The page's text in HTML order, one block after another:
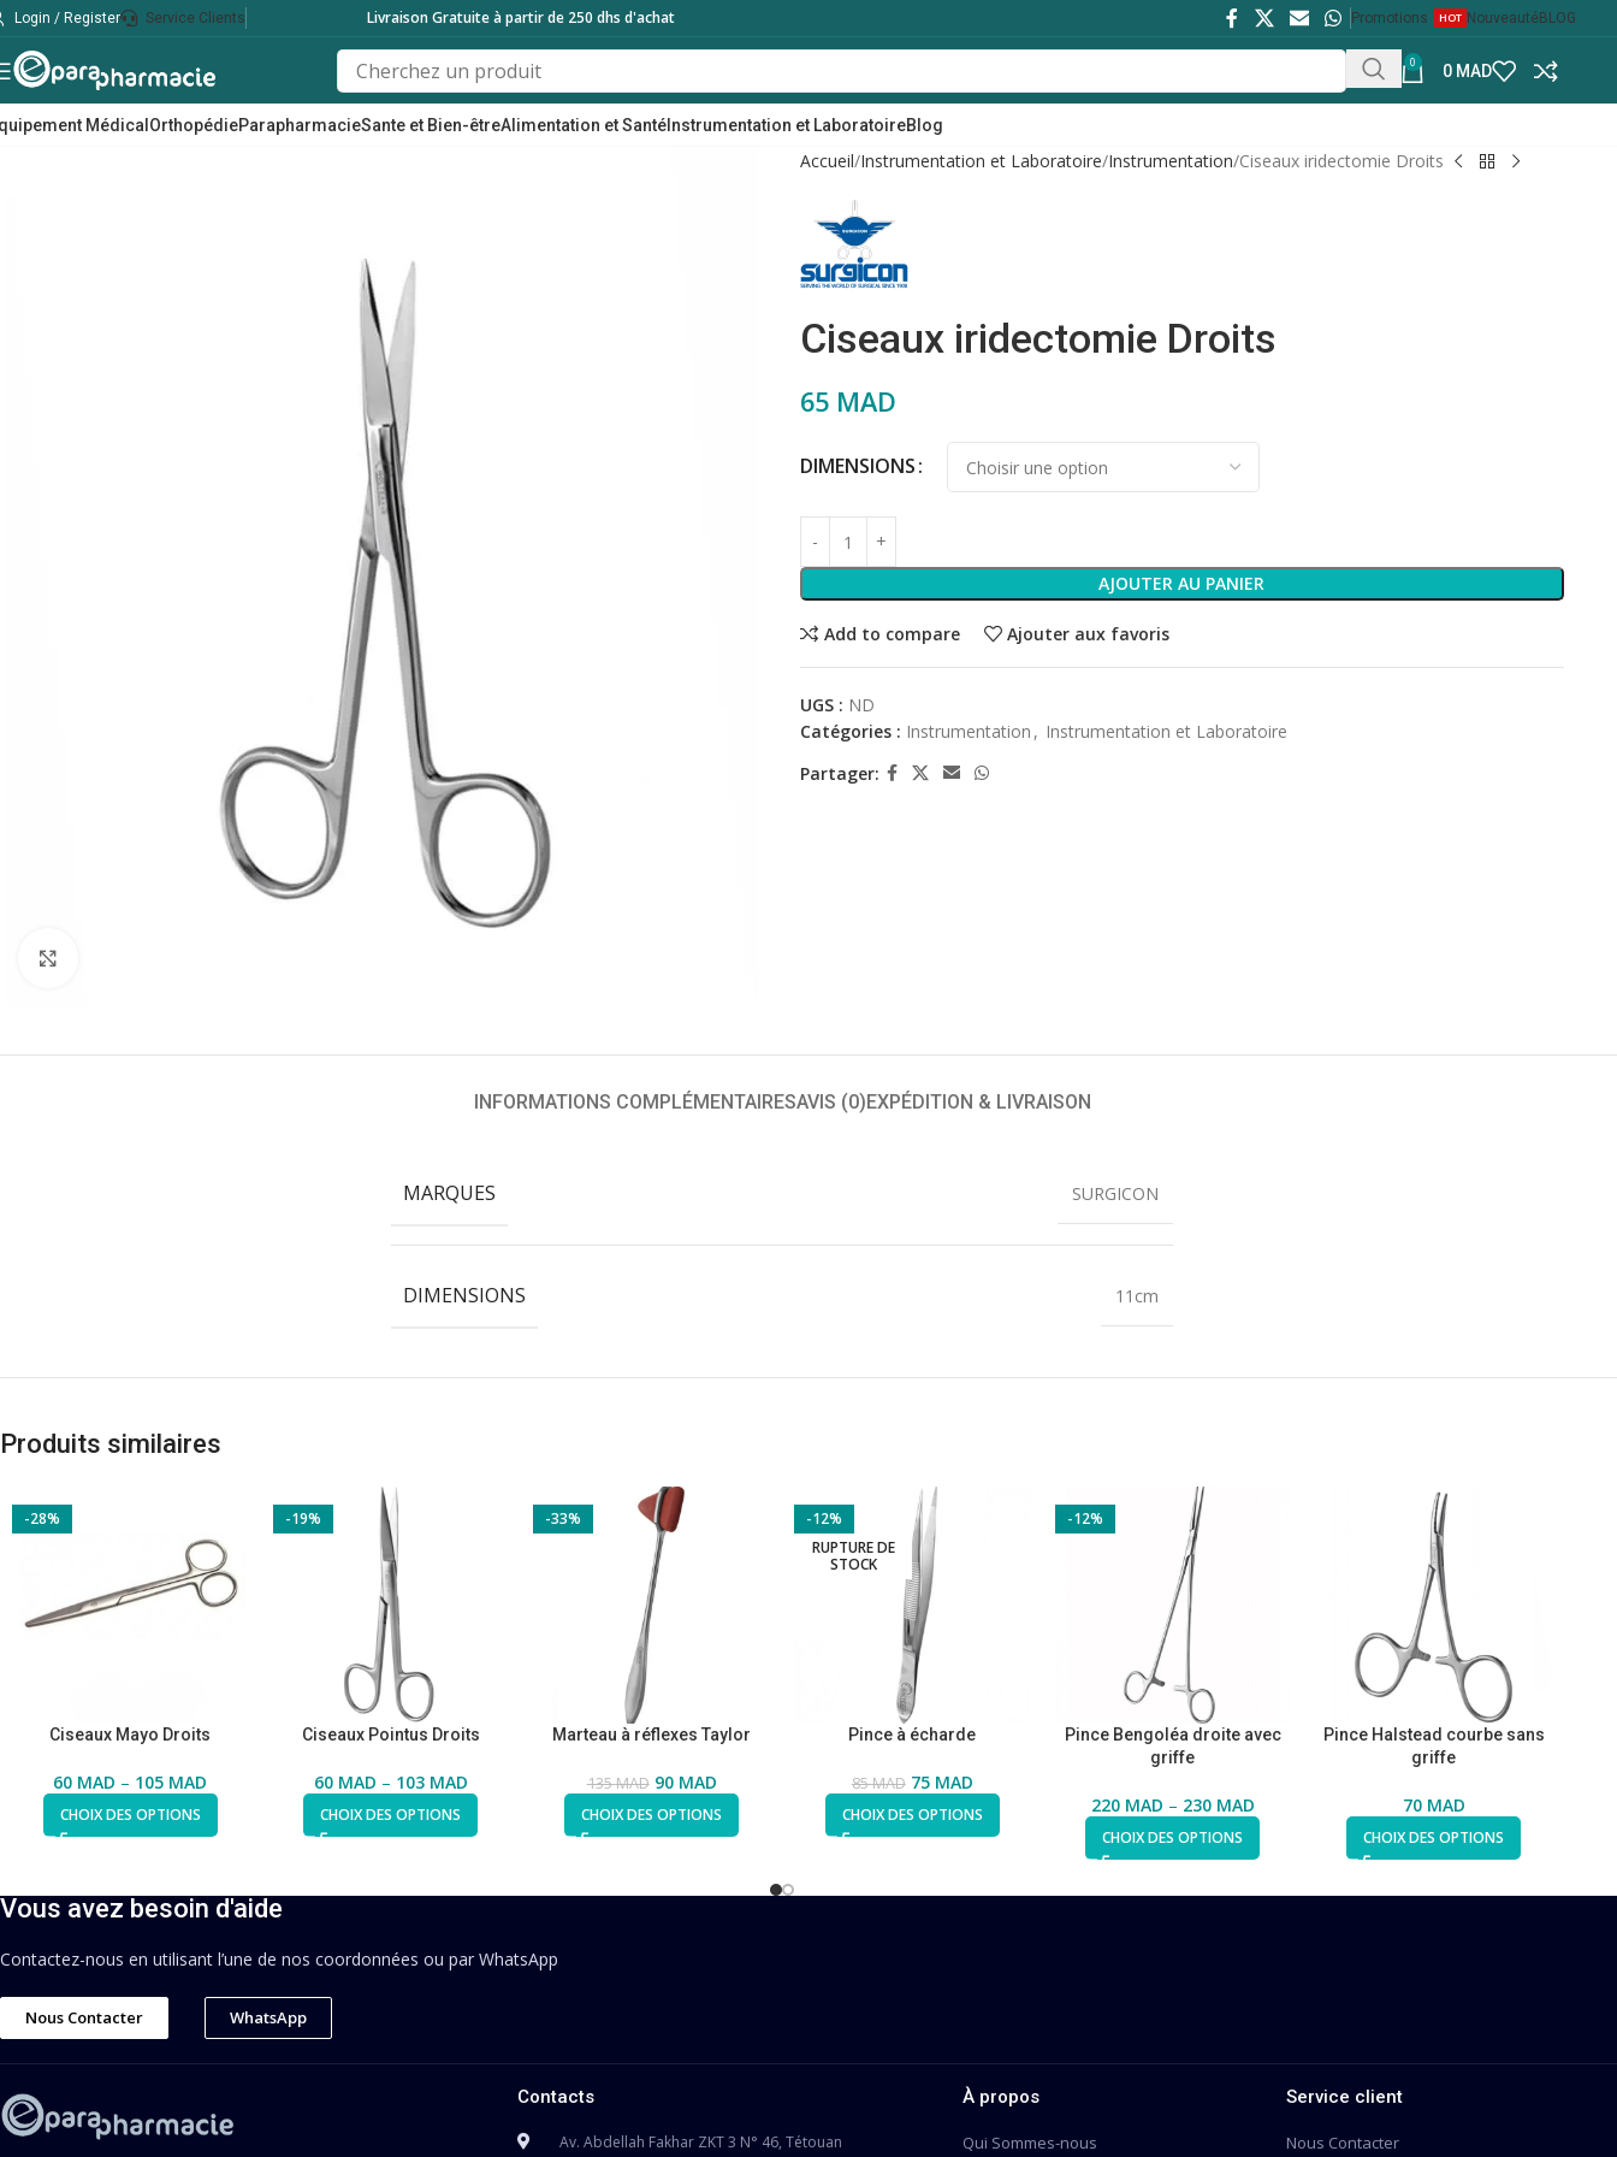
Login / Register Service Clients Livraison Gratuite à partir de 250 dhs d'achat Promotions HOT Nouveauté BLOG
0 0 MAD
MédicalOrthopédieParapharmacieSante et Bien-êtreAlimentation et SantéInstrumentation et LaboratoireBlog
Accueil Instrumentation et Laboratoire Instrumentation Ciseaux iridectomie Droits
Ciseaux iridectomie Droits
65 MAD
DIMENSIONS
AJOUTER AU PANIER
Add to compare Ajouter aux favoris
UGS : ND
Catégories : Instrumentation , Instrumentation et Laboratoire
Partager:
INFORMATIONS COMPLÉMENTAIRESAVIS (0) EXPÉDITION & LIVRAISON
MARQUES SURGICON
DIMENSIONS 11cm
Produits similaires
-28%
Ciseaux Mayo Droits
60 MAD – 105 MAD
CHOIX DES OPTIONS
-19%
Ciseaux Pointus Droits
60 MAD – 103 MAD
CHOIX DES OPTIONS
-33%
Marteau à réflexes Taylor
135MAD 90 MAD
CHOIX DES OPTIONS
-12%
RUPTURE DE
STOCK
Pince à écharde
85MAD 75 MAD
CHOIX DES OPTIONS
-12%
Pince Bengoléa droite avec
griffe
220 MAD – 230 MAD
CHOIX DES OPTIONS
Pince Halstead courbe sans
griffe
70 MAD
CHOIX DES OPTIONS
Vous avez besoin d'aide
Contactez-nous en utilisant l’une de nos coordonnées ou par WhatsApp
Nous Contacter WhatsApp
Contacts
Av. Abdellah Fakhar ZKT 3 N° 46, Tétouan
À propos
Qui Sommes-nous
Service client
Nous Contacter